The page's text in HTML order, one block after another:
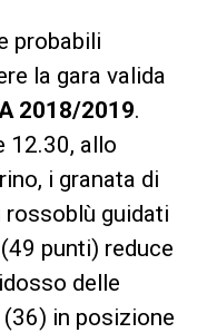
probabili
la gara valida
2018/2019.
12.30, allo
i granata di
rossoblù guidati
(49 punti) reduce
delle
(36) in posizione